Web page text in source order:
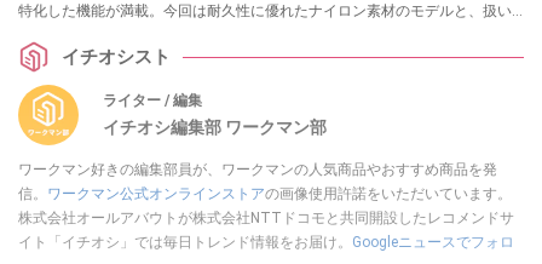
特化した機能が満載。今回は耐久性に優れたナイロン素材のモデルと、扱い
イチオシスト
ライター / 編集
イチオシ編集部 ワークマン部
ワークマン好きの編集部員が、ワークマンの人気商品やおすすめ商品を発
信。 ワークマン公式オンラインストアの画像使用許諾をいただいています。
株式会社オールアバウトが株式会社NTTドコモと共同開設したレコメンドサ
イト「イチオシ」では毎日トレンド情報をお届け。 Googleニュースでフォロ